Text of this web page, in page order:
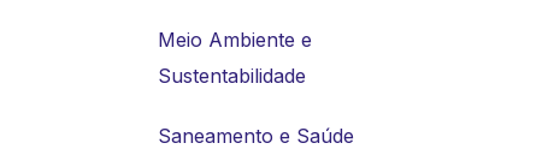
Meio Ambiente e
Sustentabilidade
Saneamento e Saúde